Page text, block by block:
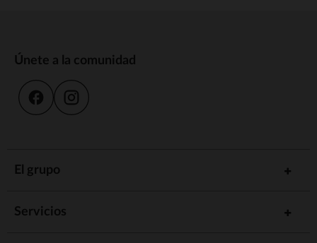
Únete a la comunidad
El grupo
Servicios